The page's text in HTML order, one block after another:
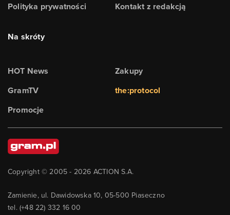
Polityka prywatności
Kontakt z redakcją
Na skróty
HOT News
GramTV
Promocje
Zakupy
the:protocol
Copyright © 2005 - 2026 ACTION S.A.
Zamienie, ul. Dawidowska 10, 05-500 Piaseczno
tel. (+48 22) 332 16 00